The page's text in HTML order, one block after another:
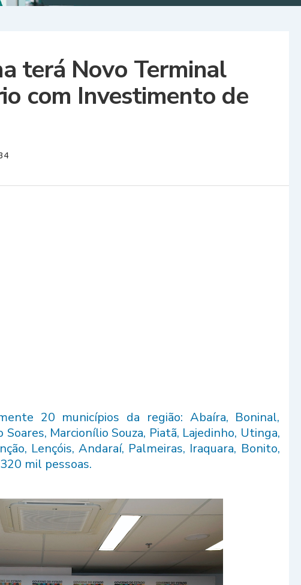
terá Novo Terminal
com Investimento de
20 municípios da região: Abaíra, Boninal,
Marcionílio Souza, Piatã, Lajedinho, Utinga,
Lençóis, Andaraí, Palmeiras, Iraquara, Bonito,
mil pessoas.